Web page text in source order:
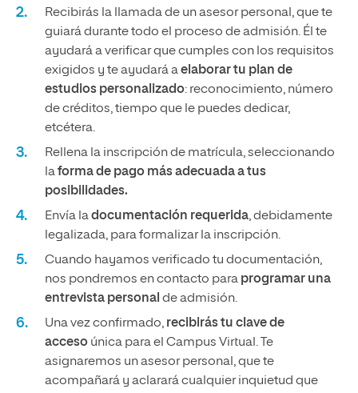
Recibirás la llamada de un asesor personal, que te
guiará durante todo el proceso de admisión. Él te
ayudará a verificar que cumples con los requisitos
exigidos y te ayudará aelaborar tu plan de
estudios personalizado: reconocimiento, número
de créditos, tiempo que le puedes dedicar,
etcétera.
Rellena la inscripción de matrícula, seleccionando
laforma de pago más adecuada a tus
posibilidades.
Envía ladocumentación requerida, debidamente
legalizada, para formalizar la inscripción.
Cuando hayamos verificado tu documentación,
nos pondremos en contacto para programar una
entrevista personal de admisión.
Una vez confirmado, recibirás tu clave de
acceso única para el Campus Virtual. Te
asignaremos un asesor personal, que te
acompañará y aclarará cualquier inquietud que